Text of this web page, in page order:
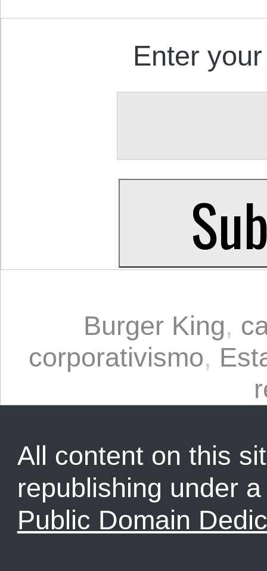
Enter
Burger King,
corporativismo,
All content on this
republishing under
Public Domain